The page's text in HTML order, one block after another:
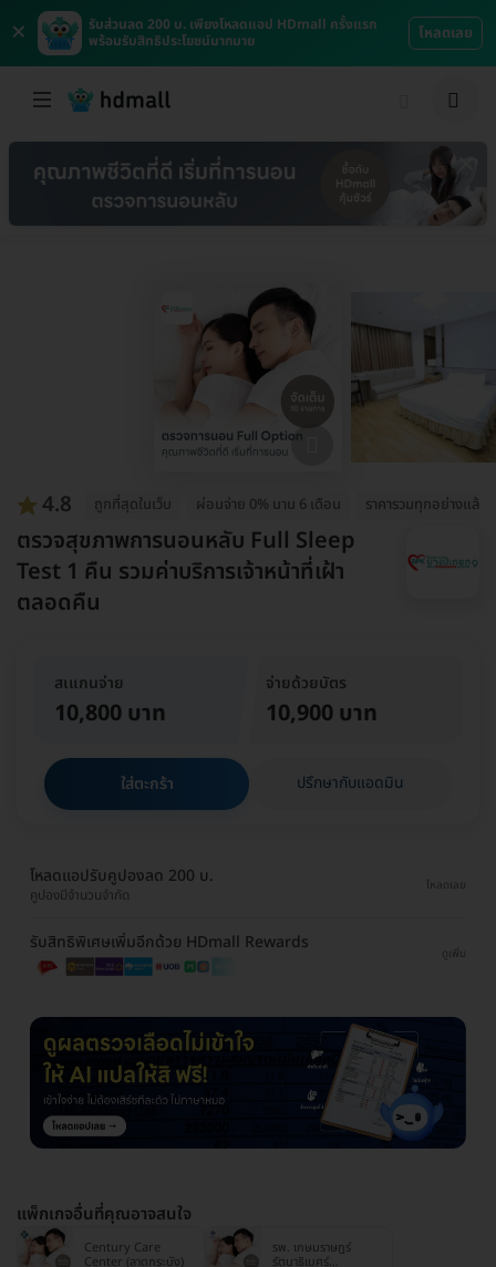
×
รับส่วนลด 200 บ. เพียงโหลดแอป HDmall ครั้งแรก
พร้อมรับสิทธิประโยชน์มากมาย
โหลดเลย
4.8 ถูกที่สุดในเว็บ ผ่อนจ่าย 0% นาน 6 เดือน ราคารวมทุกอย่างแล้ว
ตรวจสุขภาพการนอนหลับ Full Sleep
Test 1 คืน รวมค่าบริการเจ้าหน้าที่เฝ้า
ตลอดคืน
จ่ายด้วยบัตร
10,900 บาท
สเแกนจ่าย
10,800 บาท
ใส่ตะกร้า ปรึกษากับแอดมิน
โหลดแอปรับคูปองลด 200 บ.
คูปองมีจำนวนจำกัด
โหลดเลย
รับสิทธิพิเศษเพิ่มอีกด้วย HDmall Rewards
ดูเพิ่ม
แพ็กเกจอื่นที่คุณอาจสนใจ
Century Care
Center (ลาดกระบัง)
รพ. เกษมราษฎร์
รัตนาธิเบศร์